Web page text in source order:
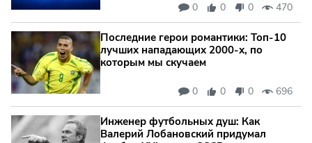
0 0 0 470
Последние герои романтики: Топ-10
лучших нападающих 2000-х, по
которым мы скучаем
0 0 0 696
Инженер футбольных душ: Как
Валерий Лобановский придумал